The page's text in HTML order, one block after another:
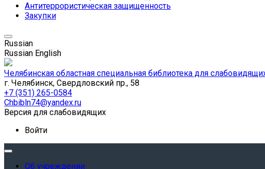
Антитеррористическая защищенность
Закупки
Russian
Russian English
Челябинская областная специальная библиотека для
г. Челябинск, Свердловский пр., 58
+7 (351) 265-0584
Chbibln74@yandex.ru
Версия для слабовидящих
Войти
Об учреждении